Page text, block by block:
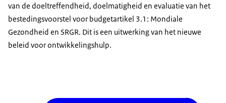
van de doeltreffendheid, doelmatigheid en evaluatie van het
bestedingsvoorstel voor budgetartikel 3.1: Mondiale
Gezondheid en SRGR. Dit is een uitwerking van het nieuwe
beleid voor ontwikkelingshulp.